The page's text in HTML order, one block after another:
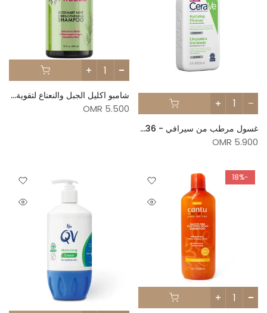
غسول مرطب من سيرافي - 236مل
5.900 OMR
شامبو اكليل الجبل والنعناع لتقوية الشعر من ميلي - 355مل
5.500 OMR
-18%